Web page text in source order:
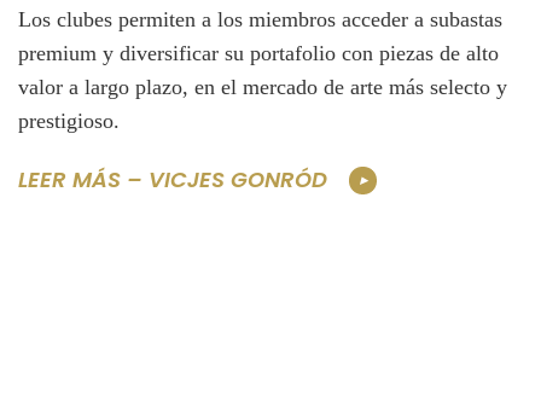
Los clubes permiten a los miembros acceder a subastas
premium y diversificar su portafolio con piezas de alto
valor a largo plazo, en el mercado de arte más selecto y
prestigioso.
LEER MÁS – VICJES GONRÓD